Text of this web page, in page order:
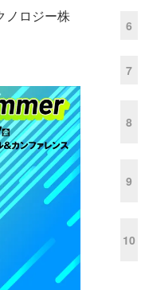
ノロジー株
6
7
8
9
10